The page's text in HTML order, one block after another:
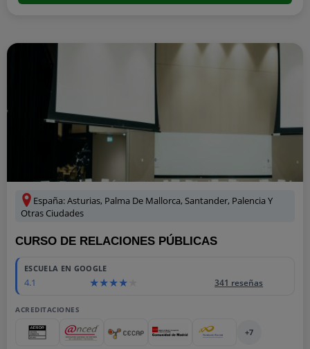
España: Asturias, Palma De Mallorca, Santander, Palencia Y
Otras Ciudades
CURSO DE RELACIONES PÚBLICAS
ESCUELA EN GOOGLE
4.1 341 reseñas
ACREDITACIONES
+7